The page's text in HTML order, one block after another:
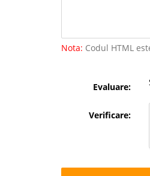
Nota: Codul HTML
Evaluare:
Verificare: